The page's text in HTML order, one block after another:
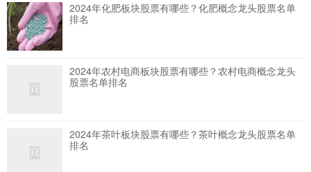
2024年化肥板块股票有哪些？化肥概念龙头股票名单
排名
2024年农村电商板块股票有哪些？农村电商概念龙头
股票名单排名
2024年茶叶板块股票有哪些？茶叶概念龙头股票名单
排名